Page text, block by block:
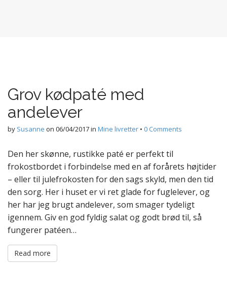
Grov kødpaté med
andelever
by Susanne on 06/04/2017in Mine livretter • 0 Comments
Den her skønne, rustikke paté er perfekt til
frokostbordet i forbindelse med en af forårets højtider
– eller til julefrokosten for den sags skyld, men den tid
den sorg. Her i huset er vi ret glade for fuglelever, og
her har jeg brugt andelever, som smager tydeligt
igennem. Giv en god fyldig salat og godt brød til, så
fungerer patéen…
Read more